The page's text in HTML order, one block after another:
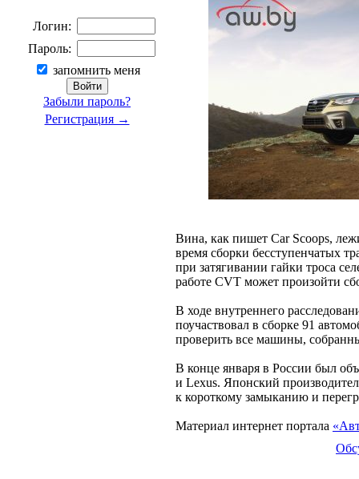
Логин:
Пароль:
запомнить меня
Забыли пароль?
Регистрация →
Вина, как пишет Car Scoops,
время сборки бесступенчатых
при затягивании гайки троса
работе CVT может произойти
В ходе внутреннего
поучаствовал в сборке 91
проверить все машины,
В конце января в России был
и Lexus. Японский
к короткому замыканию и
Материал интернет портала